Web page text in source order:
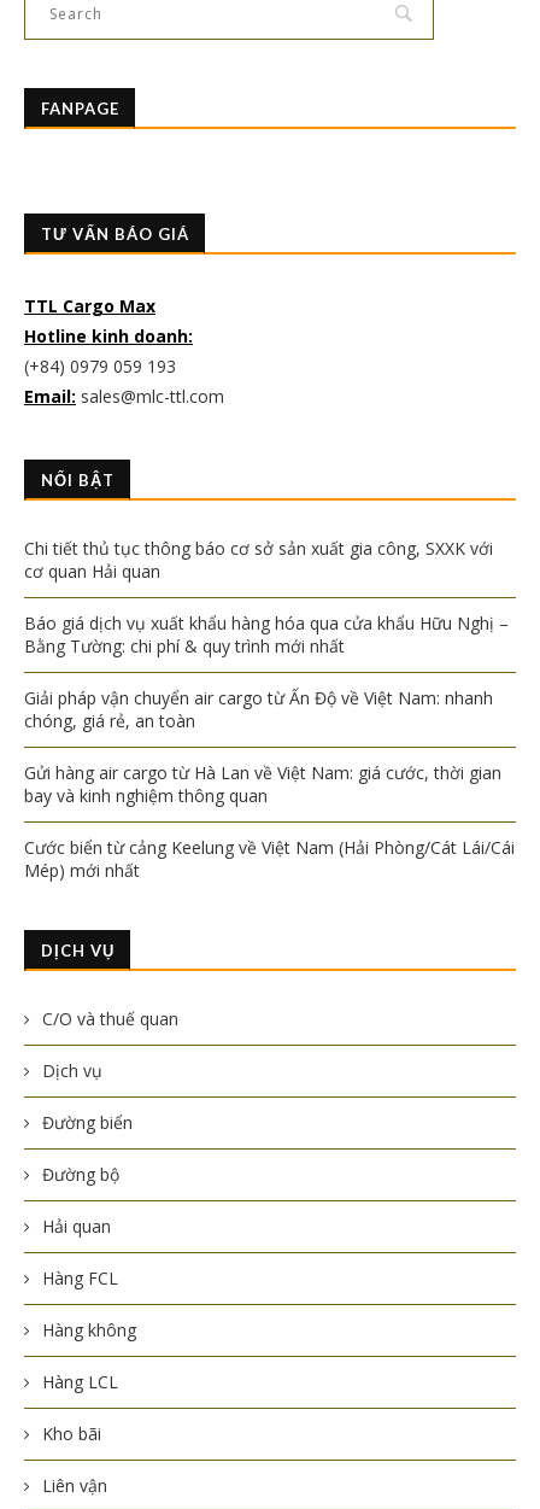
FANPAGE
TƯ VẤN BÁO GIÁ
TTL Cargo Max
Hotline kinh doanh:
(+84) 0979 059 193
Email: sales@mlc-ttl.com
NỔI BẬT
Chi tiết thủ tục thông báo cơ sở sản xuất gia công, SXXK với
cơ quan Hải quan
Báo giá dịch vụ xuất khẩu hàng hóa qua cửa khẩu Hữu Nghị –
Bằng Tường: chi phí & quy trình mới nhất
Giải pháp vận chuyển air cargo từ Ấn Độ về Việt Nam: nhanh
chóng, giá rẻ, an toàn
Gửi hàng air cargo từ Hà Lan về Việt Nam: giá cước, thời gian
bay và kinh nghiệm thông quan
Cước biển từ cảng Keelung về Việt Nam (Hải Phòng/Cát Lái/Cái
Mép) mới nhất
DỊCH VỤ
C/O và thuế quan
Dịch vụ
Đường biển
Đường bộ
Hải quan
Hàng FCL
Hàng không
Hàng LCL
Kho bãi
Liên vận